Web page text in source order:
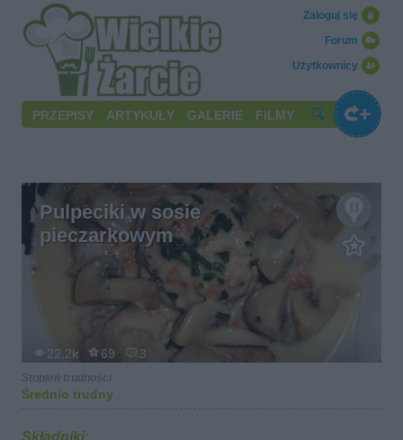
Użytkownicy
Forum
Zaloguj się
PRZEPISY ARTYKUŁY GALERIE FILMY
Pulpeciki w sosie
pieczarkowym
22.2k 69 3
Średnio trudny
Składniki: